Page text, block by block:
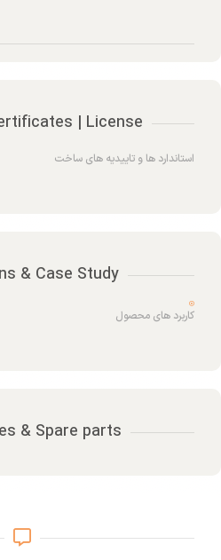
| License
استاندارد ها و تاییدیه های ساخت
& Case Study
کاربرد های محصول
& Spare parts